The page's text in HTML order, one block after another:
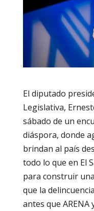
El diputado
Legislativa,
sábado de un
diáspora, donde
brindan al país
todo lo que en El
para construir
que la
antes que ARENA